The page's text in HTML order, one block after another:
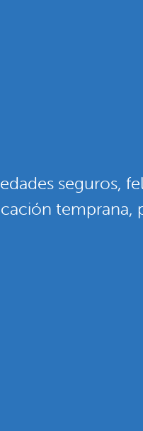
seguros,
temprana,